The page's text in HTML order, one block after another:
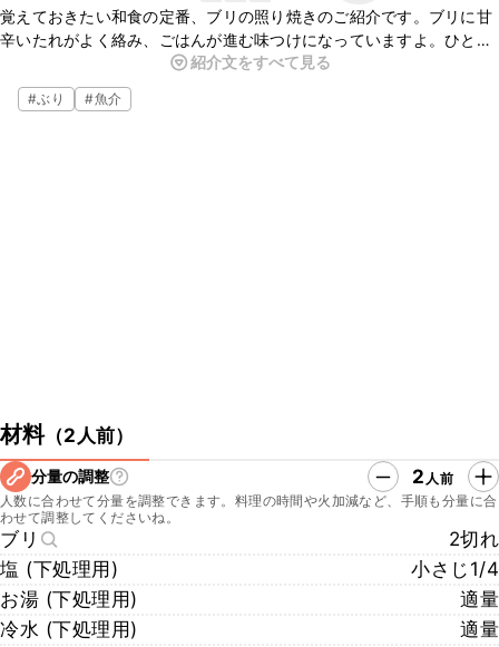
覚えておきたい和食の定番、ブリの照り焼きのご紹介です。ブリに甘
辛いたれがよく絡み、ごはんが進む味つけになっていますよ。ひと手
間加えて下処理することで、一層おいしくお召し上がりいただけます
よ。ぜひお試しくださいね。
紹介文をすべて見る
#ぶり #魚介
材料（2人前）
分量の調整 2 人前
人数に合わせて分量を調整できます。料理の時間や火加減など、手順も分量に合
わせて調整してくださいね。
ブリ
2切れ
塩 (下処理用)
小さじ1/4
お湯 (下処理用)
適量
冷水 (下処理用)
適量